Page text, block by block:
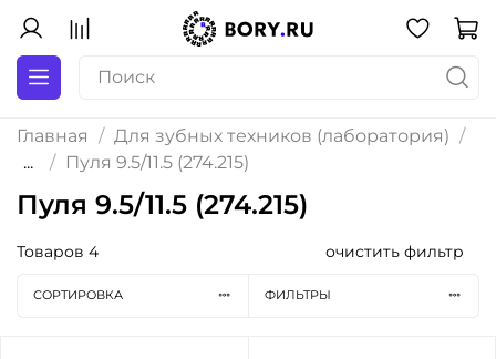
Главная
Для зубных техников (лаборатория)
...
Пуля 9.5/11.5 (274.215)
Пуля 9.5/11.5 (274.215)
Товаров 4 очистить фильтр
СОРТИРОВКА ФИЛЬТРЫ